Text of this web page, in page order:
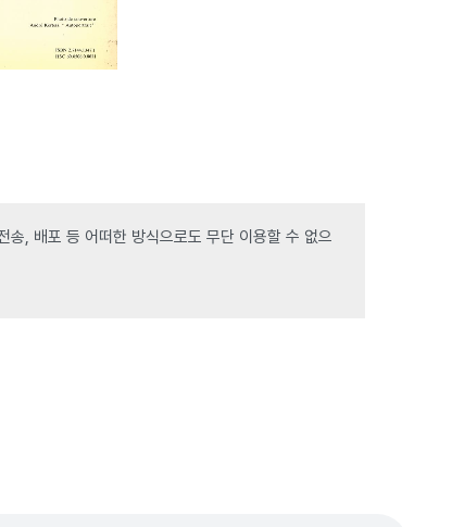
송, 배포 등 어떠한 방식으로도 무단 이용할 수 없으